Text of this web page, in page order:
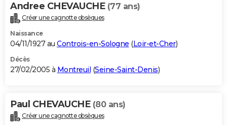
Andree CHEVAUCHE (77 ans)
Créer une cagnotte obsèques
Naissance
04/11/1927 au Controis-en-Sologne (Loir-et-Cher)
Décès
27/02/2005 à Montreuil (Seine-Saint-Denis)
Paul CHEVAUCHE (80 ans)
Créer une cagnotte obsèques